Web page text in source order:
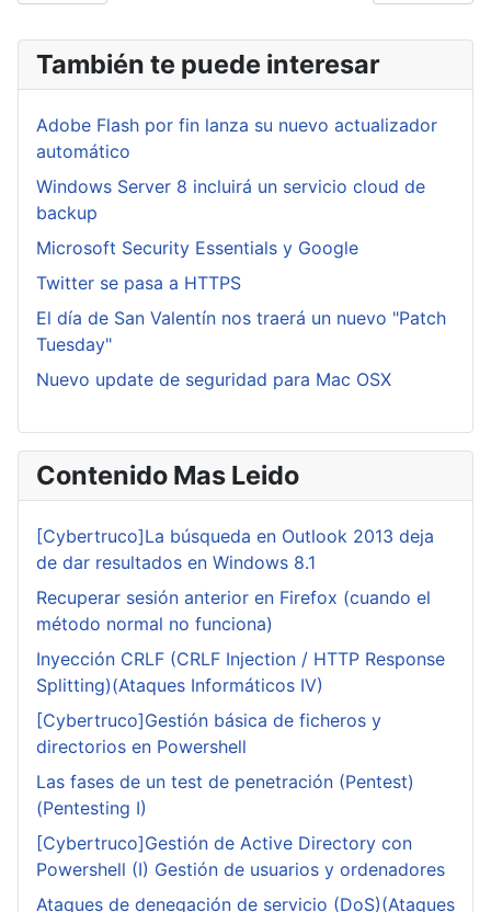
También te puede interesar
Adobe Flash por fin lanza su nuevo actualizador
automático
Windows Server 8 incluirá un servicio cloud de
backup
Microsoft Security Essentials y Google
Twitter se pasa a HTTPS
El día de San Valentín nos traerá un nuevo "Patch
Tuesday"
Nuevo update de seguridad para Mac OSX
Contenido Mas Leido
[Cybertruco]La búsqueda en Outlook 2013 deja
de dar resultados en Windows 8.1
Recuperar sesión anterior en Firefox (cuando el
método normal no funciona)
Inyección CRLF (CRLF Injection / HTTP Response
Splitting)(Ataques Informáticos IV)
[Cybertruco]Gestión básica de ficheros y
directorios en Powershell
Las fases de un test de penetración (Pentest)
(Pentesting I)
[Cybertruco]Gestión de Active Directory con
Powershell (I) Gestión de usuarios y ordenadores
Ataques de denegación de servicio (DoS)(Ataques